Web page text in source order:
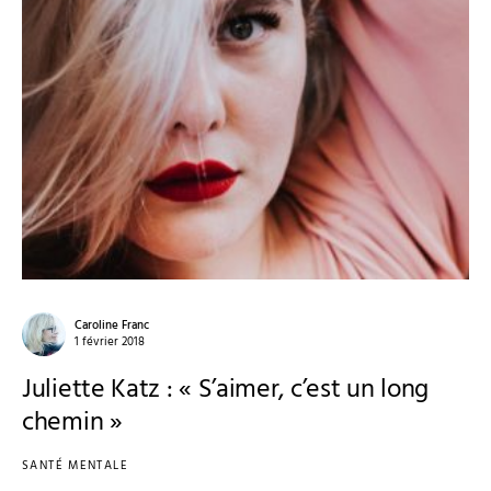
Caroline Franc
1 février 2018
Juliette Katz : « S’aimer, c’est un long
chemin »
SANTÉ MENTALE